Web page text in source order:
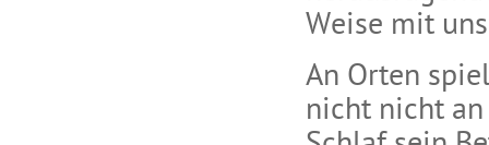
Weise mit
An Orten
nicht nicht